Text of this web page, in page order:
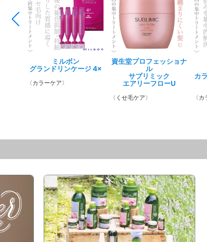
堂プロフェッショナ
ノフォース シャンプ
資生堂プロフェッショナ
サブリミック
アクアインテンシブ シャ
ミルボン
ヴェロアリュ
ミルボン
グランドリンケージ 4×
〈カラーケア〉
資生堂プロフェッショナ
ル
サブリミック
エアリーフローU
〈くせ毛ケア〉
カ
〈
アリミノ
ピース
ウェットオイル
固めずにウェットで強い動き
アリミノ
メン
ハードスプ
湿気や風が強い日で
ルをハードキープ